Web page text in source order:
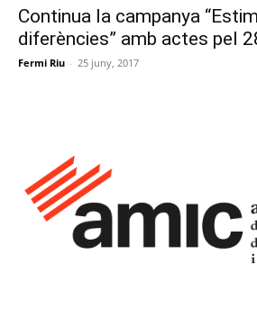
Continua la campanya
diferències” amb actes pel
Fermi Riu - 25 juny, 2017